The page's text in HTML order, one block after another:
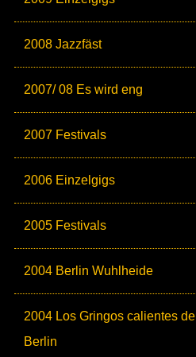
2008 Jazzfäst
2007/ 08 Es wird eng
2007 Festivals
2006 Einzelgigs
2005 Festivals
2004 Berlin Wuhlheide
2004 Los Gringos calientes de
Berlin